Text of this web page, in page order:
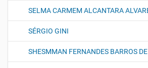
SELMA CARMEM ALCANTARA
SÉRGIO GINI
SHESMMAN FERNANDES BARROS